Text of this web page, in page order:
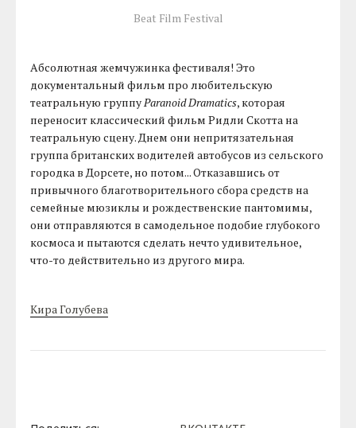
Beat Film Festival
Абсолютная жемчужинка фестиваля! Это
документальный фильм про любительскую
театральную группуParanoid Dramatics, которая
переносит классический фильм Ридли Скотта на
театральную сцену. Днем они непритязательная
группа британских водителей автобусов из сельского
городка в Дорсете, но потом... Отказавшись от
привычного благотворительного сбора средств на
семейные мюзиклы и рождественские пантомимы,
они отправляются в самодельное подобие глубокого
космоса и пытаются сделать нечто удивительное,
что-то действительно из другого мира.
Кира Голубева